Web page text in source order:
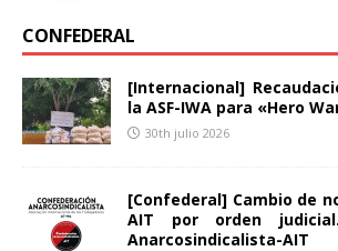
CONFEDERAL
[Internacional]
la ASF-IWA para «Hero
30th julio 2026
[Confederal] Cambio de
AIT por orden
Anarcosindicalista-AIT